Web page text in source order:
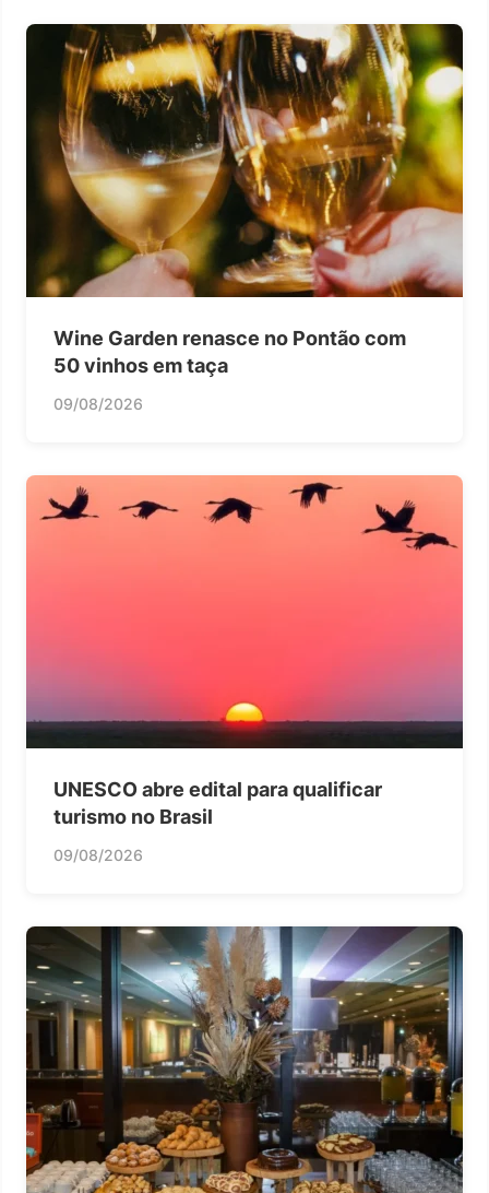
Wine Garden renasce no Pontão com
50 vinhos em taça
09/08/2026
UNESCO abre edital para qualificar
turismo no Brasil
09/08/2026